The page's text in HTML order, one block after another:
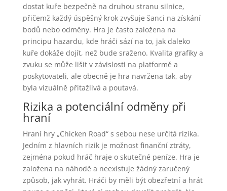
dostat kuře bezpečně na druhou stranu silnice,
přičemž každý úspěšný krok zvyšuje šanci na získání
bodů nebo odměny. Hra je často založena na
principu hazardu, kde hráči sází na to, jak daleko
kuře dokáže dojít, než bude sraženo. Kvalita grafiky a
zvuku se může lišit v závislosti na platformě a
poskytovateli, ale obecně je hra navržena tak, aby
byla vizuálně přitažlivá a poutavá.
Rizika a potenciální odměny při
hraní
Hraní hry „Chicken Road“ s sebou nese určitá rizika.
Jedním z hlavních rizik je možnost finanční ztráty,
zejména pokud hráč hraje o skutečné peníze. Hra je
založena na náhodě a neexistuje žádný zaručený
způsob, jak vyhrát. Hráči by měli být obezřetní a hrát